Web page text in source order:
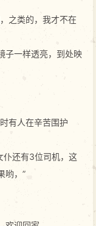
之类的，我才不在
子一样透亮，到处映
有人在辛苦围护
仆还有3位司机，这
哟，”